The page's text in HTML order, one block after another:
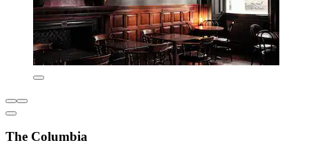
The Columbia